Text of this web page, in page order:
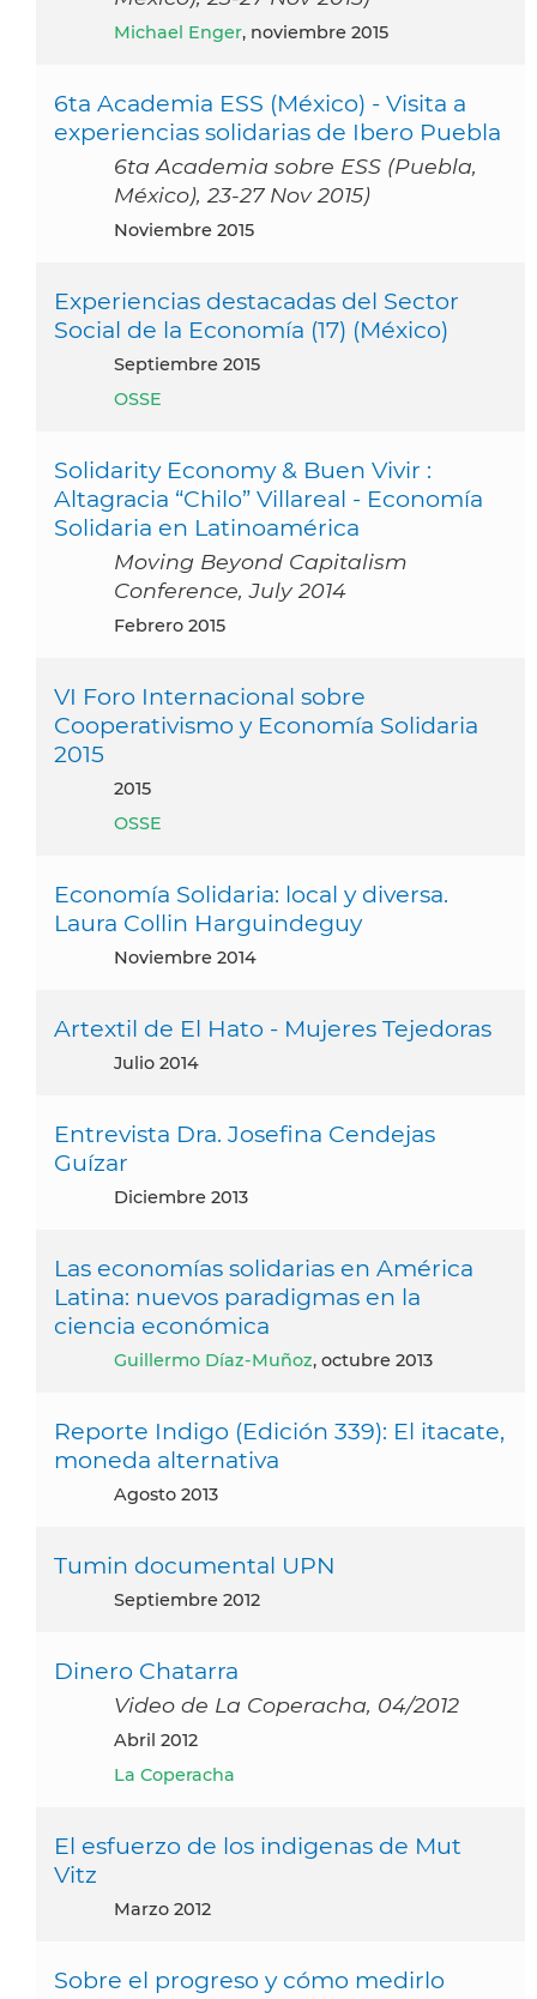
Michael Enger, noviembre 2015
6ta Academia ESS (México) - Visita a
experiencias solidarias de Ibero Puebla
6ta Academia sobre ESS (Puebla,
México), 23-27 Nov 2015)
noviembre 2015
Experiencias destacadas del Sector
Social de la Economía (17) (México)
septiembre 2015
OSSE
Solidarity Economy & Buen Vivir :
Altagracia “Chilo” Villareal - Economía
Solidaria en Latinoamérica
Moving Beyond Capitalism
Conference, July 2014
febrero 2015
VI Foro Internacional sobre
Cooperativismo y Economía Solidaria
2015
2015
OSSE
Economía Solidaria: local y diversa.
Laura Collin Harguindeguy
noviembre 2014
Artextil de El Hato - Mujeres Tejedoras
julio 2014
Entrevista Dra. Josefina Cendejas
Guízar
diciembre 2013
Las economías solidarias en América
Latina: nuevos paradigmas en la
ciencia económica
Guillermo Díaz-Muñoz, octubre 2013
Reporte Indigo (Edición 339): El itacate,
moneda alternativa
agosto 2013
Tumin documental UPN
septiembre 2012
Dinero Chatarra
Video de La Coperacha, 04/2012
abril 2012
La Coperacha
El esfuerzo de los indigenas de Mut
Vitz
marzo 2012
Sobre el progreso y cómo medirlo